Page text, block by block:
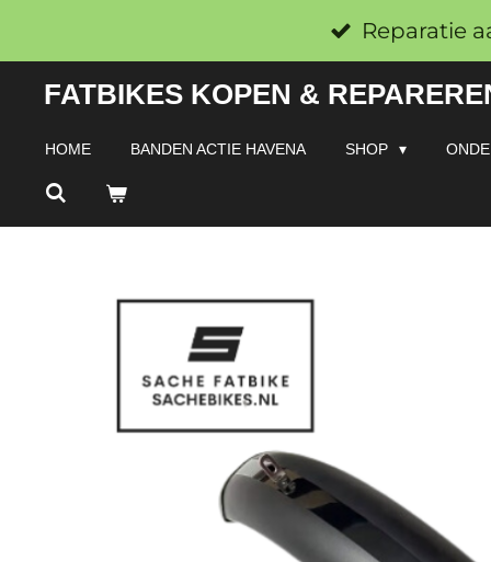
direct
naar
hoofdinhoud
Reparatie
FATBIKES KOPEN &
HOME BANDEN ACTIE HAVENA SHOP